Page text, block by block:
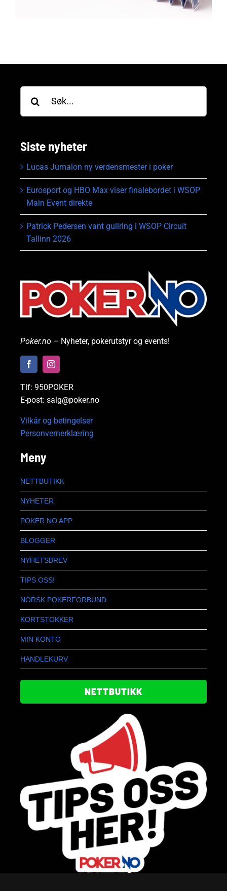
Søk
etter:
Siste nyheter
Lucas Jumalon ny verdensmester i poker
Eurosport og HBO Max viser finalebordet i WSOP
Main Event direkte
Patrick Pedersen vant gullring i WSOP Circuit
Tallinn 2026
Poker.no – Nyheter, pokerutstyr og events!
Tlf: 950POKER
E-post: salg@poker.no
Vilkår og betingelser
Personvernerklæring
Meny
NETTBUTIKK
NYHETER
POKER.NO APP
BLOGGER
NYHETSBREV
TIPS OSS!
NORSK POKERFORBUND
KORTSTOKKER
MIN KONTO
HANDLEKURV
NETTBUTIKK